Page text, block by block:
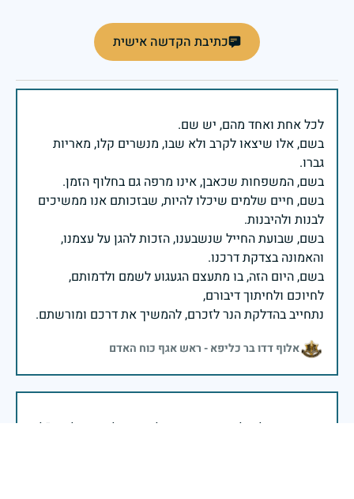
כתיבת הקדשה אישית
בשם, אלו שיצאו לקרב ולא שבו, מנשרים קלו, מאריות
בשם, חיים שלמים שיכלו להיות, שבזכותם אנו ממשיכים
בשם, שבועת החייל שנשבענו, הזכות להגן על עצמנו,
בשם, היום הזה, בו מתעצם הגעגוע לשמם ולדמותם,
נתחייב בהדלקת הנר לזכרם, להמשיך את דרכם ומורשתם.
אלוף דדו בר כליפא - ראש אגף כוח האדם
אני מתכבד להדליק נר זיכרון זה לזכר חיילות וחיילי צה״ל